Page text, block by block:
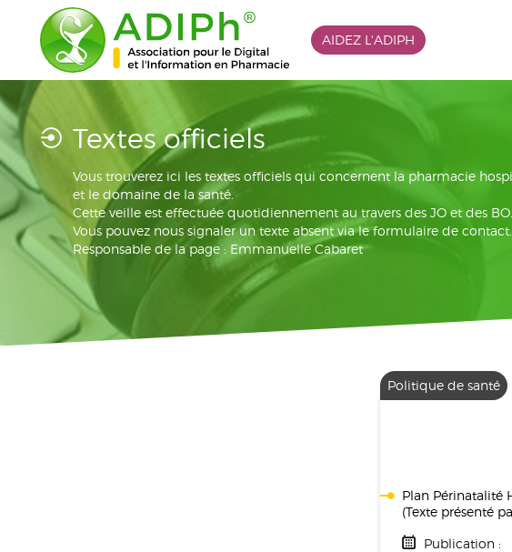
AIDEZ L'ADIPH
Textes officiels
Vous trouverez ici les textes officiels qui concernent la pharmacie
et le domaine de la santé.
Cette veille est effectuée quotidiennement au travers des JO et des BO.
Vous pouvez nous signaler un texte absent via le formulaire de contact.
Responsable de la page : Emmanuelle Cabaret
Politique de santé
Plan Périnatalité
(Texte présenté
Publication :